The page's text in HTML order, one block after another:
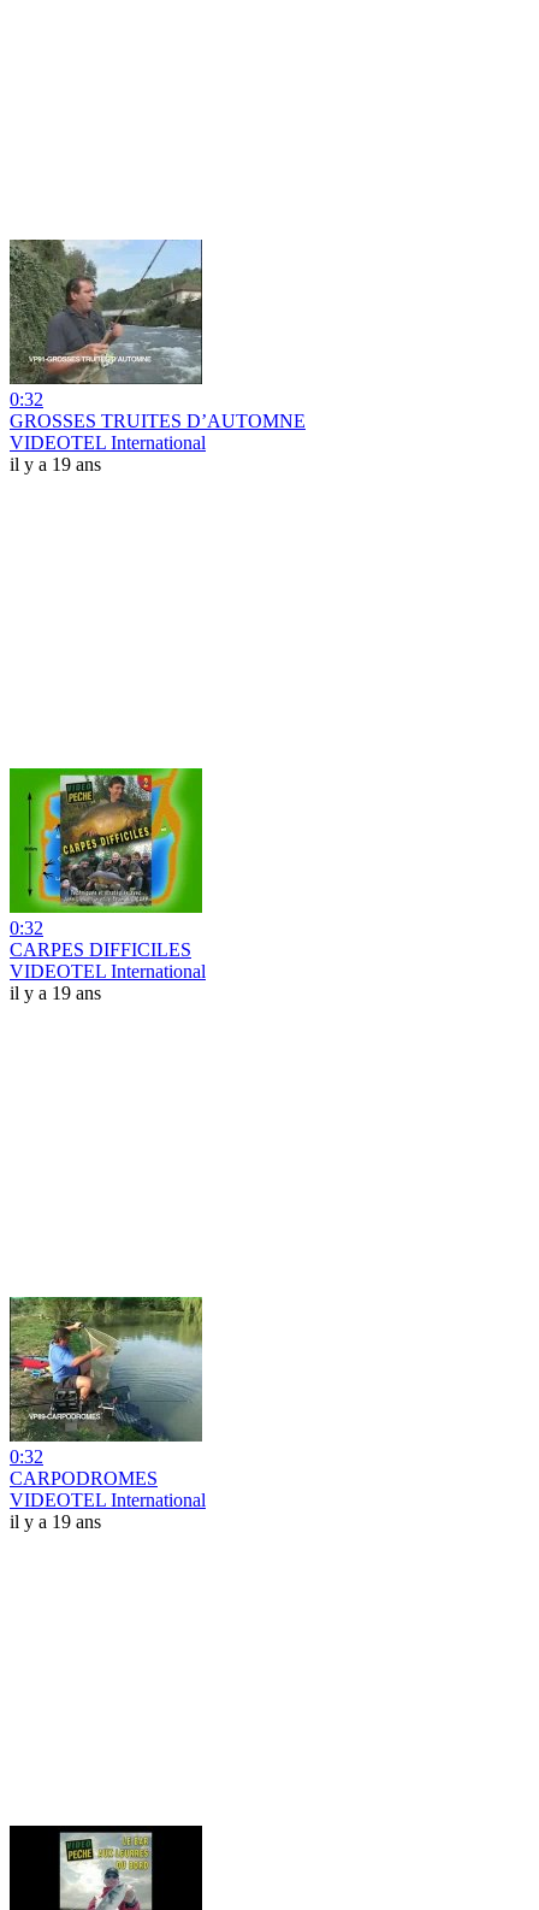
0:32
GROSSES TRUITES D’AUTOMNE
VIDEOTEL International
il y a 19 ans
0:32
CARPES DIFFICILES
VIDEOTEL International
il y a 19 ans
0:32
CARPODROMES
VIDEOTEL International
il y a 19 ans